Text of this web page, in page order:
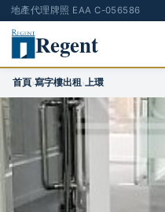
地產代理牌照 EAA C-056586
Regent
首頁›寫字樓出租›上環